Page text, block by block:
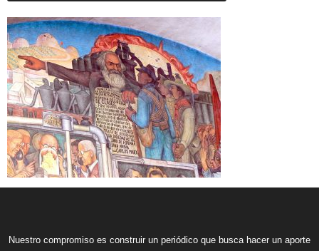
Nuestro compromiso es construir un periódico que busca hacer un aporte